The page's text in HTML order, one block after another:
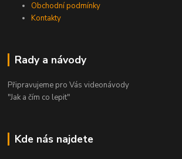
Obchodní podmínky
Kontakty
Rady a návody
Připravujeme pro Vás videonávody
"Jak a čím co lepit"
Kde nás najdete